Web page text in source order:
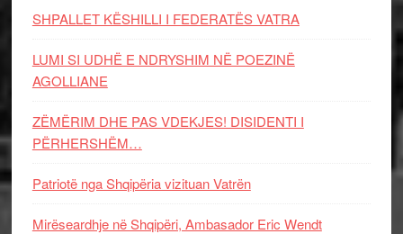
SHPALLET KËSHILLI I FEDERATËS VATRA
LUMI SI UDHË E NDRYSHIM NË POEZINË
AGOLLIANE
ZËMËRIM DHE PAS VDEKJES! DISIDENTI I
PËRHERSHËM…
Patriotë nga Shqipëria vizituan Vatrën
Mirëseardhje në Shqipëri, Ambasador Eric Wendt